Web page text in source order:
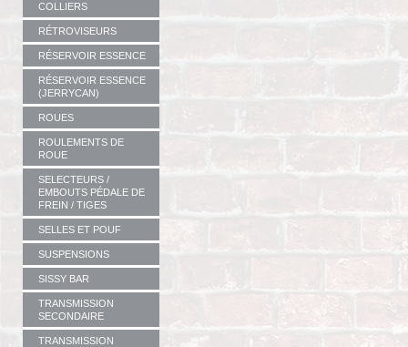
COLLIERS
RÉTROVISEURS
RÉSERVOIR ESSENCE
RÉSERVOIR ESSENCE
(JERRYCAN)
ROUES
ROULEMENTS DE
ROUE
SELECTEURS /
EMBOUTS PÉDALE DE
FREIN / TIGES
SELLES ET POUF
SUSPENSIONS
SISSY BAR
TRANSMISSION
SECONDAIRE
TRANSMISSION